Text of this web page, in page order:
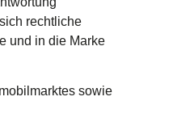
rechtliche
und in die Marke
sowie